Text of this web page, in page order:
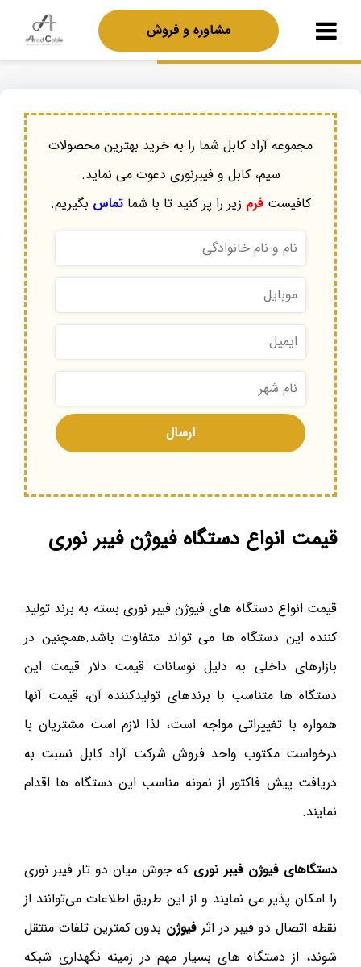
مشاوره و فروش
مجموعه آراد کابل شما را به خرید بهترین محصولات
سیم، کابل و فیبرنوری دعوت می نماید.
کافیستفرم زیر را پر کنید تا با شماتماس بگیریم.
قیمت انواع دستگاه فیوژن فیبر نوری
قیمت انواع دستگاه های فیوژن فیبر نوری بسته به برند تولید
کننده این دستگاه ها می تواند متفاوت باشد.همچنین در
بازارهای داخلی به دلیل نوسانات قیمت دلار قیمت این
دستگاه ها متناسب با برندهای تولیدکننده آن، قیمت آنها
همواره با تغییراتی مواجه است، لذا لازم است مشتریان با
درخواست مکتوب واحد فروش شرکت آراد کابل نسبت به
دریافت پیش فاکتور از نمونه مناسب این دستگاه ها اقدام
نمایند.
دستگاهای فیوژن فیبر نوری که جوش میان دو تار فیبر نوری
را امکان پذیر می نمایند و از این طریق اطلاعات می‌توانند از
نقطه اتصال دو فیبر در اثرفیوژن بدون کمترین تلفات منتقل
شوند، از دستگاه های بسیار مهم در زمینه نگهداری شبکه